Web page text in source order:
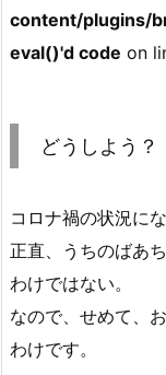
content/plugins/
eval()'d code on
どうしよう？
コロナ禍の状況に
正直、うちのばあ
わけではない。
なので、せめて、
わけです。